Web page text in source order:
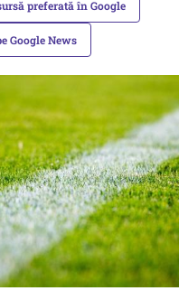
preferată în Google
Google News